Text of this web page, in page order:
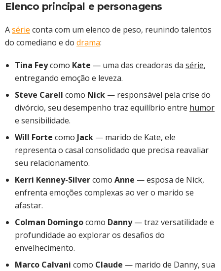
Elenco principal e personagens
Asérie conta com um elenco de peso, reunindo talentos
do comediano e do drama:
Tina Feycomo Kate — uma das creadoras da série,
entregando emoção e leveza.
Steve Carell como Nick — responsável pela crise do
divórcio, seu desempenho traz equilíbrio entre humor
e sensibilidade.
Will Forte como Jack — marido de Kate, ele
representa o casal consolidado que precisa reavaliar
seu relacionamento.
Kerri Kenney-Silvercomo Anne — esposa de Nick,
enfrenta emoções complexas ao ver o marido se
afastar.
Colman Domingocomo Danny— traz versatilidade e
profundidade ao explorar os desafios do
envelhecimento.
Marco Calvani como Claude — marido de Danny, sua